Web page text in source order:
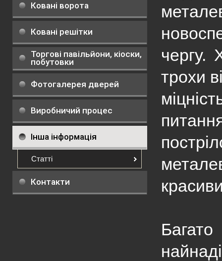
Ковані ворота
Ковані решітки
Торгові павільйони, кіоски,
побутовки
Фотогалерея дверей
Виробничий процес
Інша інформація
Статті
Контакти
чергу.
трохи